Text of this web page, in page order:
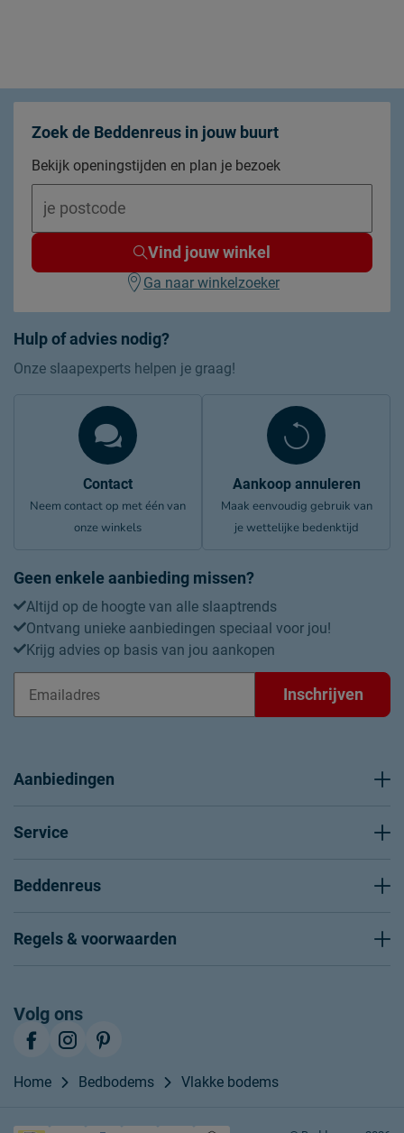
Hulp of advies nodig?
Onze slaapexperts helpen je graag!
Contact
Neem contact op met één van
onze winkels
Aankoop annuleren
Maak eenvoudig gebruik van
je wettelijke bedenktijd
Geen enkele aanbieding missen?
Altijd op de hoogte van alle slaaptrends
Ontvang unieke aanbiedingen speciaal voor jou!
Krijg advies op basis van jou aankopen
Inschrijven
Zoek de Beddenreus in jouw buurt
Bekijk openingstijden en plan je bezoek
Vind jouw winkel
Ga naar winkelzoeker
Aanbiedingen
Service
Beddenreus
Regels & voorwaarden
Volg ons
Home Bedbodems Vlakke bodems